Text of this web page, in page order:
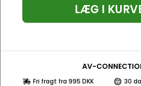
LÆG I
AV-
Fri fragt fra 995 DKK
30